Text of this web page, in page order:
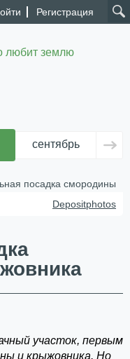
Регистрация
любит землю
сентябрь
посадка смородины
Depositphotos
участок, первым
и крыжовника. Но